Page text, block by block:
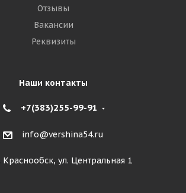
Отзывы
Вакансии
Реквизиты
Наши контакты
+7(383)255-99-91
info@vershina54.ru
Краснообск, ул. Центральная 1